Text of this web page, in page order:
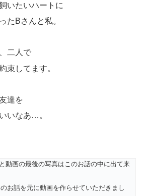
いたいハートに
たBさんと私。
二人で
束してます。
達を
いなあ…。
動画の最後の写真はこのお話の中に出て来
お話を元に動画を作らせていただきまし